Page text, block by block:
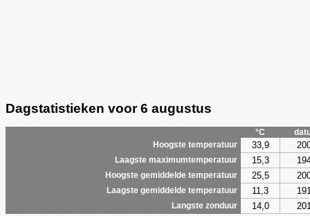
Dagstatistieken voor 6 augustus
°C
Hoogste temperatuur
33,9
Laagste maximumtemperatuur 15,3
Hoogste gemiddelde temperatuur 25,5
Laagste gemiddelde temperatuur 11,3
Langste zonduur 14,0